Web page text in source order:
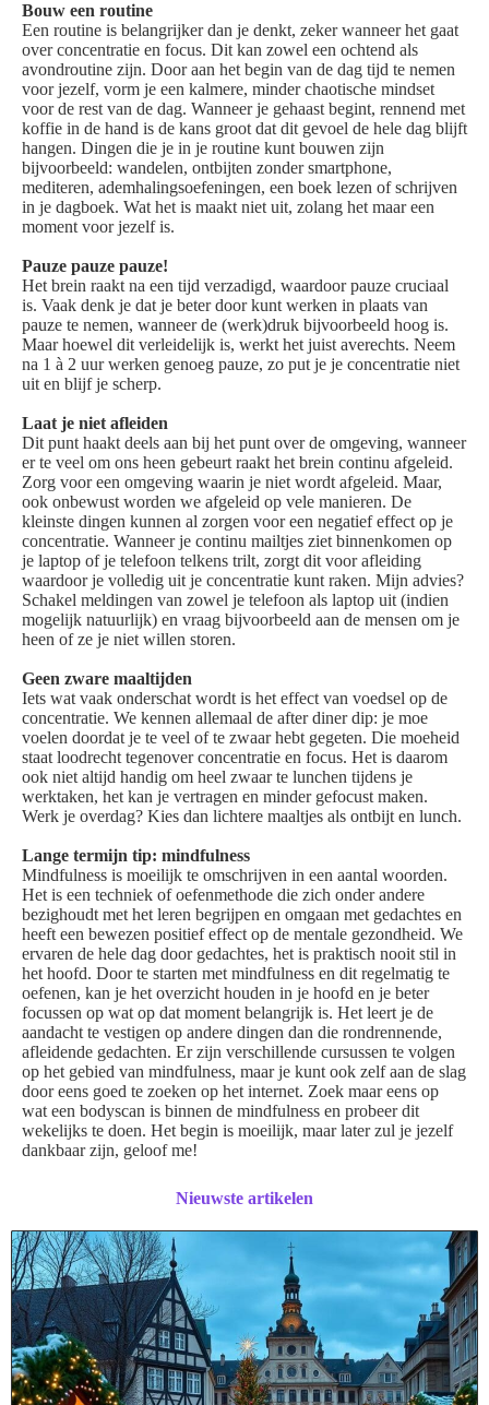
Bouw een routine
Een routine is belangrijker dan je denkt, zeker wanneer het gaat
over concentratie en focus. Dit kan zowel een ochtend als
avondroutine zijn. Door aan het begin van de dag tijd te nemen
voor jezelf, vorm je een kalmere, minder chaotische mindset
voor de rest van de dag. Wanneer je gehaast begint, rennend met
koffie in de hand is de kans groot dat dit gevoel de hele dag blijft
hangen. Dingen die je in je routine kunt bouwen zijn
bijvoorbeeld: wandelen, ontbijten zonder smartphone,
mediteren, ademhalingsoefeningen, een boek lezen of schrijven
in je dagboek. Wat het is maakt niet uit, zolang het maar een
moment voor jezelf is.
Pauze pauze pauze!
Het brein raakt na een tijd verzadigd, waardoor pauze cruciaal
is. Vaak denk je dat je beter door kunt werken in plaats van
pauze te nemen, wanneer de (werk)druk bijvoorbeeld hoog is.
Maar hoewel dit verleidelijk is, werkt het juist averechts. Neem
na 1 à 2 uur werken genoeg pauze, zo put je je concentratie niet
uit en blijf je scherp.
Laat je niet afleiden
Dit punt haakt deels aan bij het punt over de omgeving, wanneer
er te veel om ons heen gebeurt raakt het brein continu afgeleid.
Zorg voor een omgeving waarin je niet wordt afgeleid. Maar,
ook onbewust worden we afgeleid op vele manieren. De
kleinste dingen kunnen al zorgen voor een negatief effect op je
concentratie. Wanneer je continu mailtjes ziet binnenkomen op
je laptop of je telefoon telkens trilt, zorgt dit voor afleiding
waardoor je volledig uit je concentratie kunt raken. Mijn advies?
Schakel meldingen van zowel je telefoon als laptop uit (indien
mogelijk natuurlijk) en vraag bijvoorbeeld aan de mensen om je
heen of ze je niet willen storen.
Geen zware maaltijden
Iets wat vaak onderschat wordt is het effect van voedsel op de
concentratie. We kennen allemaal de after diner dip: je moe
voelen doordat je te veel of te zwaar hebt gegeten. Die moeheid
staat loodrecht tegenover concentratie en focus. Het is daarom
ook niet altijd handig om heel zwaar te lunchen tijdens je
werktaken, het kan je vertragen en minder gefocust maken.
Werk je overdag? Kies dan lichtere maaltjes als ontbijt en lunch.
Lange termijn tip: mindfulness
Mindfulness is moeilijk te omschrijven in een aantal woorden.
Het is een techniek of oefenmethode die zich onder andere
bezighoudt met het leren begrijpen en omgaan met gedachtes en
heeft een bewezen positief effect op de mentale gezondheid. We
ervaren de hele dag door gedachtes, het is praktisch nooit stil in
het hoofd. Door te starten met mindfulness en dit regelmatig te
oefenen, kan je het overzicht houden in je hoofd en je beter
focussen op wat op dat moment belangrijk is. Het leert je de
aandacht te vestigen op andere dingen dan die rondrennende,
afleidende gedachten. Er zijn verschillende cursussen te volgen
op het gebied van mindfulness, maar je kunt ook zelf aan de slag
door eens goed te zoeken op het internet. Zoek maar eens op
wat een bodyscan is binnen de mindfulness en probeer dit
wekelijks te doen. Het begin is moeilijk, maar later zul je jezelf
dankbaar zijn, geloof me!
Nieuwste artikelen